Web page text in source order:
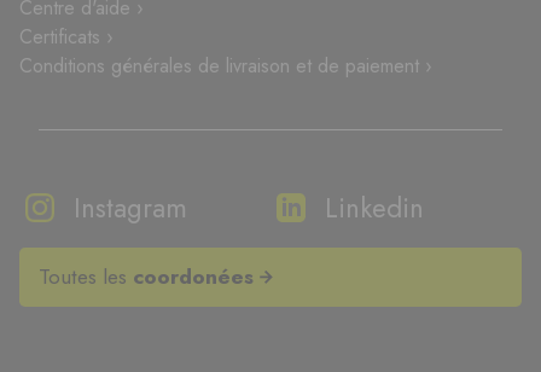
Centre d'aide ›
Certificats ›
Conditions générales de livraison et de paiement ›
Instagram Linkedin
Toutes les coordonées